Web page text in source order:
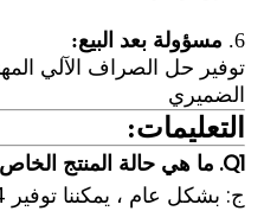
6. مسؤولة بعد البيع:
توفير حل الصراف الآلي
الضميري
التعليمات:
Q1. ما هي حالة المنتج